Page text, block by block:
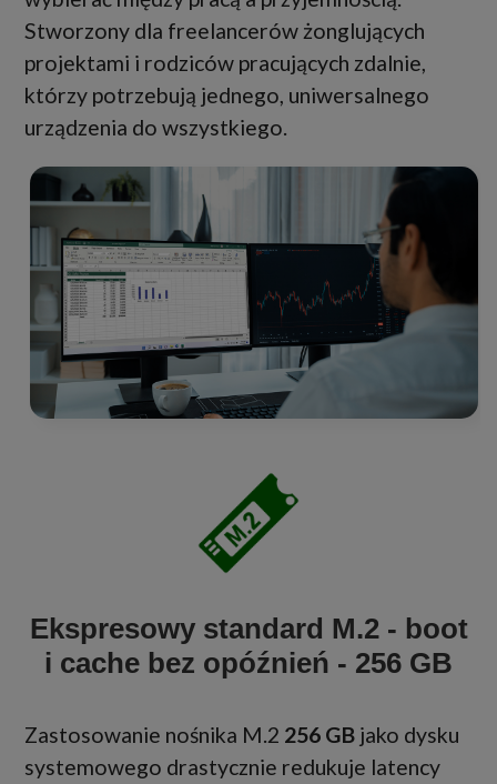
Stworzony dla freelancerów żonglujących
projektami i rodziców pracujących zdalnie,
którzy potrzebują jednego, uniwersalnego
urządzenia do wszystkiego.
Ekspresowy standard M.2 - boot
i cache bez opóźnień - 256 GB
Zastosowanie nośnika M.2 256 GB jako dysku
systemowego drastycznie redukuje latency